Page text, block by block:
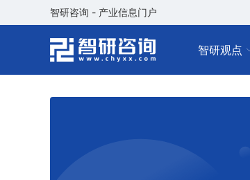
智研咨询 - 产业信息门户
智研观点